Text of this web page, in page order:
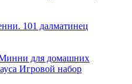
101 далматинец